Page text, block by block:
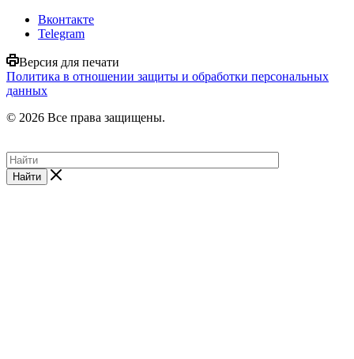
Вконтакте
Telegram
Версия для печати
Политика в отношении защиты и обработки персональных
данных
© 2026 Все права защищены.
Найти